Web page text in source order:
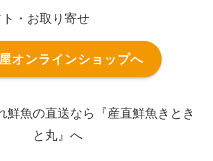
・お取り寄せ
オンラインショップへ
鮮魚の直送なら『産直鮮魚きとき
と丸』へ